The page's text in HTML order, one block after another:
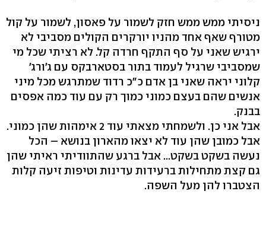
ניסיתי ממש ממש חזק לשמור על פאסון, לשמור על קול
מטורף שאף אחד מהניו יורקרים הקולים מסביבי לא
ירגיש שאני על סף התקף חרדה קל. לא רציתי שכל מי
שמסביבי שרגיל לעמוד בתור בסטארבקס עם ג'ורג'
קלוני יראה שאני בן אדם כ"כ רדוד שמתרגש מכל מיני
אנשים שהם בעצם כמוני כמוך רק עם עוד כמה אפסים
בבנק.
אבל אני כן. ולשמחתי מצאתי עוד 2 אימהות שהן כמוני.
אבל כמובן שהן עוד לא יצאו מהארון בנושא – הכל
נעשה בשקט בשקט... אבל ברגע שהתוודיתי ראיתי שהן
גם קצת מתחילות ברעידות עדינות וטיפות זיעה קלות
הצטברו להן מעל השפה.